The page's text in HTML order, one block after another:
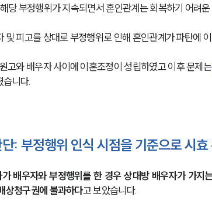
당 부정행위가 지속되면서 혼인관계는 회복하기 어려
및 피고를 상대로 부정행위로 인해 혼인관계가 파탄에
고와 배우자 사이에 이혼조정이 성립하였고 이후 문제
습니다.
: 부정행위 인식 시점을 기준으로 시
배우자와 부정행위를 한 경우 상대방 배우자가 가지
상청구권에 불과하다고 보았습니다.